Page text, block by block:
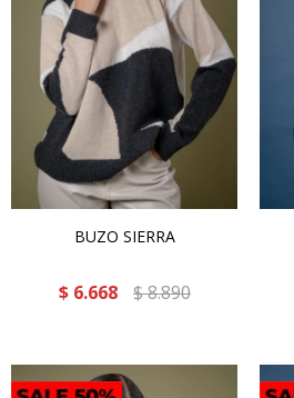
BUZO SIERRA
$ 6.668 $8.890